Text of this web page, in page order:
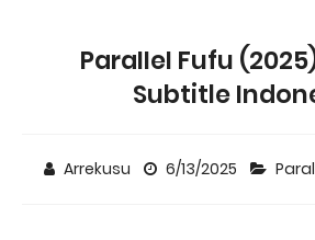
ParaIIeI Fufu
Subtitle
Arrekusu 6/13/2025